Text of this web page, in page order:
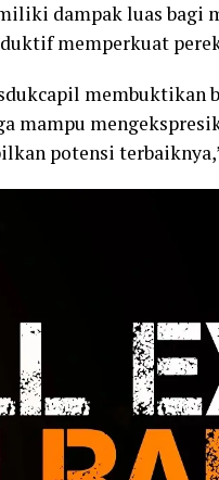
dampak luas bagi
memperkuat
membuktikan
mampu
potensi